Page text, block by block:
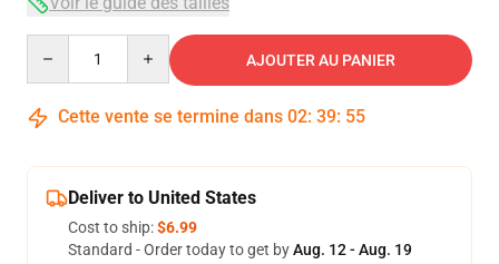
AJOUTER AU PANIER
Cette vente se termine dans 02: 39: 54
Deliver to United States
Cost to ship:$6.99
Standard - Order today to get byAug. 12 - Aug. 19